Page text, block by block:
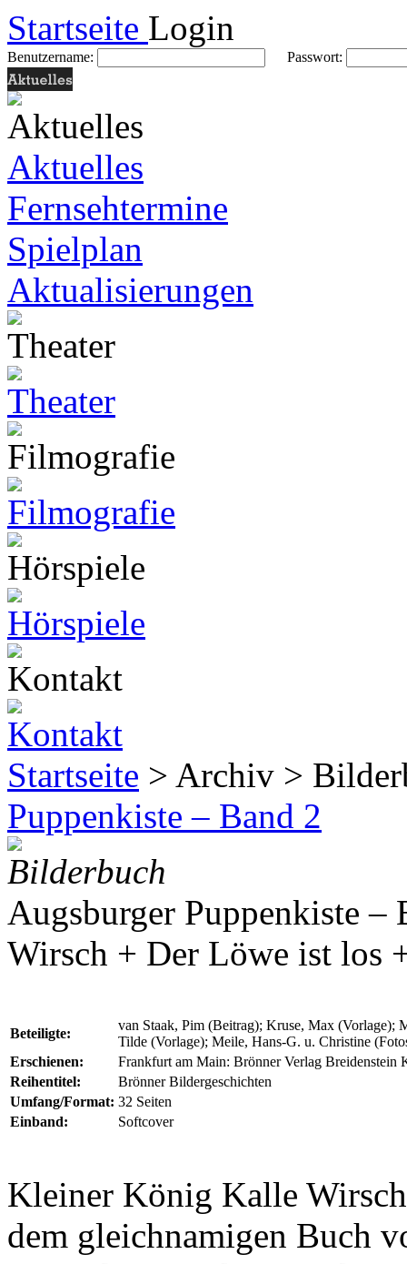
Startseite Login
Benutzername: Passwort:
Aktuelles
Fernsehtermine
Spielplan
Aktualisierungen
Startseite > Archiv >
Puppenkiste – Band 2
Bilderbuch
Augsburger Puppenkiste
Wirsch + Der Löwe ist los
Beteiligte:
van Staak, Pim (Beitrag); Kruse, Max (Vorlage);
Tilde (Vorlage); Meile, Hans-G. u. Christine
Erschienen:
Frankfurt am Main: Brönner Verlag Breidenstein
Reihentitel:
Brönner Bildergeschichten
Umfang/Format: 32 Seiten
Einband:
Softcover
Kleiner König Kalle
dem gleichnamigen Buch